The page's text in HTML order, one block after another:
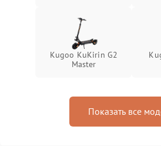
Kugoo KuKirin G2
Master
Показать все